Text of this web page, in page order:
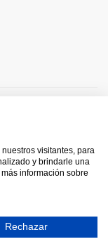
0
visitantes, para
y brindarle una
información sobre
Rechazar